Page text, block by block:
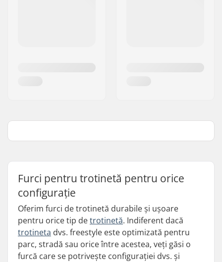
Furci pentru trotinetă pentru orice
configurație
Oferim furci de trotinetă durabile și ușoare
pentru orice tip detrotinetă. Indiferent dacă
trotineta dvs. freestyle este optimizată pentru
parc, stradă sau orice între acestea, veți găsi o
furcă care se potrivește configurației dvs. și